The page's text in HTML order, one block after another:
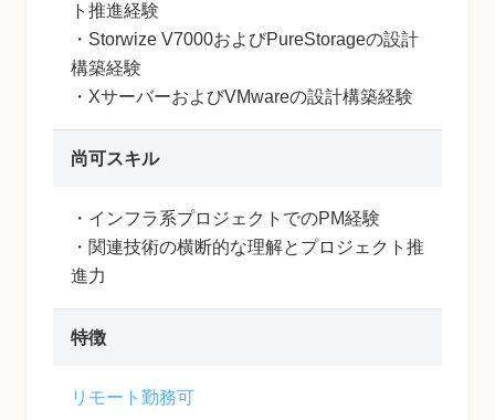
ト推進経験
・Storwize V7000およびPureStorageの設計
構築経験
・XサーバーおよびVMwareの設計構築経験
尚可スキル
・インフラ系プロジェクトでのPM経験
・関連技術の横断的な理解とプロジェクト推
進力
特徴
リモート勤務可